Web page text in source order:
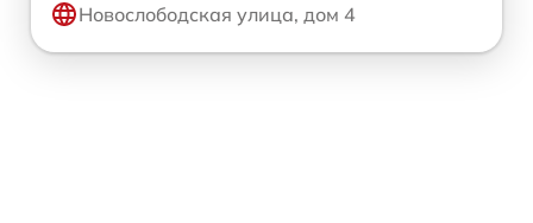
Новослободская улица, дом 4